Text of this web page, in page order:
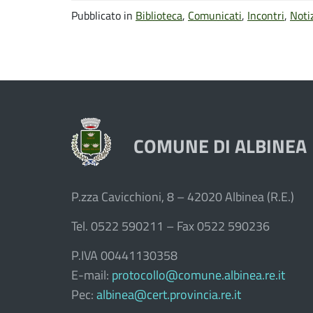
Pubblicato in Biblioteca, Comunicati, Incontri,
COMUNE DI ALBINEA
P.zza Cavicchioni, 8 – 42020 Albinea (R.E.)
Tel. 0522 590211 – Fax 0522 590236
P.IVA 00441130358
E-mail: protocollo@comune.albinea.re.it
Pec: albinea@cert.provincia.re.it